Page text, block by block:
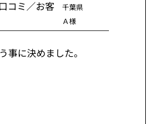
コミ／お客
千葉県
Ａ様
事に決めました。